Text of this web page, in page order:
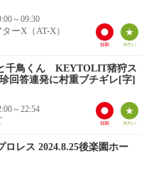
～09:30
ーX（AT-X）
千鳥くん KEYTOLIT猪狩ス
回答連発に村重ブチギレ[字]
～22:54
ロレス 2024.8.25後楽園ホー